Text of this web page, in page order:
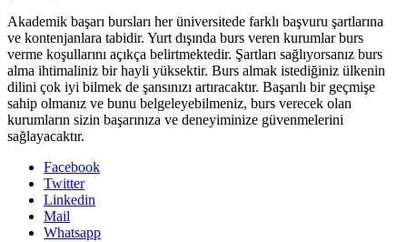
Akademik başarı bursları her üniversitede farklı başvuru şartlarına
ve kontenjanlara tabidir. Yurt dışında burs veren kurumlar burs
verme koşullarını açıkça belirtmektedir. Şartları sağlıyorsanız burs
alma ihtimaliniz bir hayli yüksektir. Burs almak istediğiniz ülkenin
dilini çok iyi bilmek de şansınızı artıracaktır. Başarılı bir geçmişe
sahip olmanız ve bunu belgeleyebilmeniz, burs verecek olan
kurumların sizin başarınıza ve deneyiminize güvenmelerini
sağlayacaktır.
Facebook
Twitter
Linkedin
Mail
Whatsapp